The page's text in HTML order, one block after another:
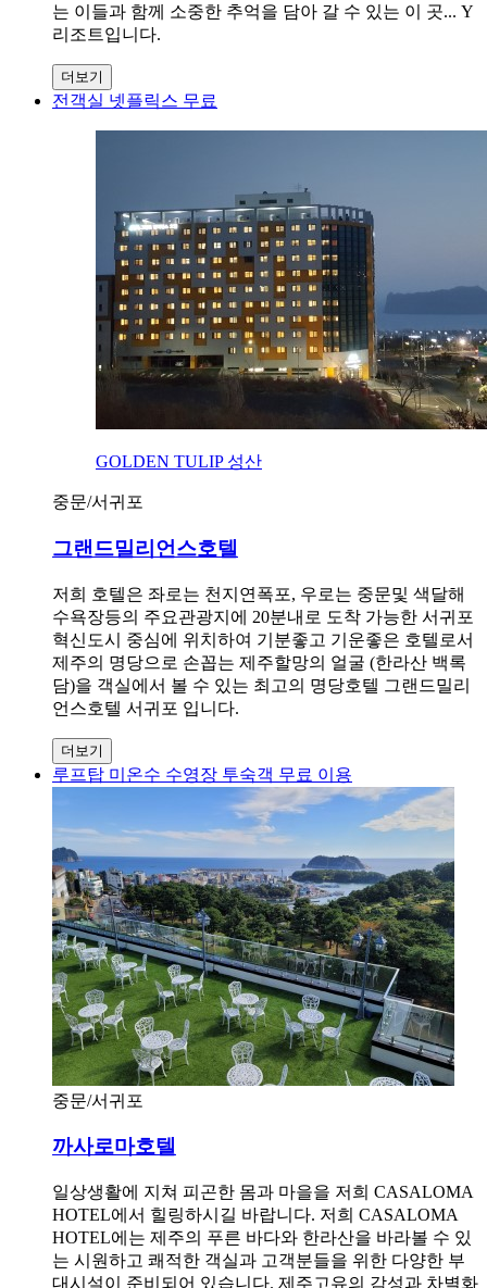
는 이들과 함께 소중한 추억을 담아 갈 수 있는 이 곳... Y
리조트입니다.
더보기
전객실 넷플릭스 무료
GOLDEN TULIP 성산
중문/서귀포
그랜드밀리언스호텔
저희 호텔은 좌로는 천지연폭포, 우로는 중문및 색달해
수욕장등의 주요관광지에 20분내로 도착 가능한 서귀포
혁신도시 중심에 위치하여 기분좋고 기운좋은 호텔로서
제주의 명당으로 손꼽는 제주할망의 얼굴 (한라산 백록
담)을 객실에서 볼 수 있는 최고의 명당호텔 그랜드밀리
언스호텔 서귀포 입니다.
더보기
루프탑 미온수 수영장 투숙객 무료 이용
중문/서귀포
까사로마호텔
일상생활에 지쳐 피곤한 몸과 마을을 저희 CASALOMA
HOTEL에서 힐링하시길 바랍니다. 저희 CASALOMA
HOTEL에는 제주의 푸른 바다와 한라산을 바라볼 수 있
는 시원하고 쾌적한 객실과 고객분들을 위한 다양한 부
대시설이 준비되어 있습니다. 제주고유의 감성과 차별화